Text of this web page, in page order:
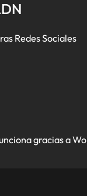
Redes Sociales
gracias a